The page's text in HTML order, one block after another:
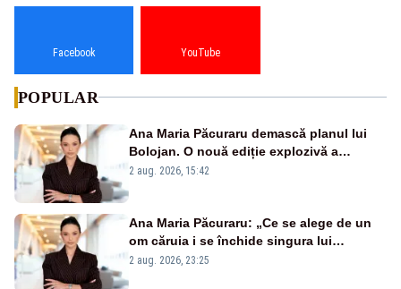
Facebook YouTube
POPULAR
Ana Maria Păcuraru demască planul lui
Bolojan. O nouă ediție explozivă a
emisiunii „Miza Zilei” la Realitatea PLUS
2 aug. 2026, 15:42
Ana Maria Păcuraru: „Ce se alege de un
om căruia i se închide singura lui
portiță?”
2 aug. 2026, 23:25